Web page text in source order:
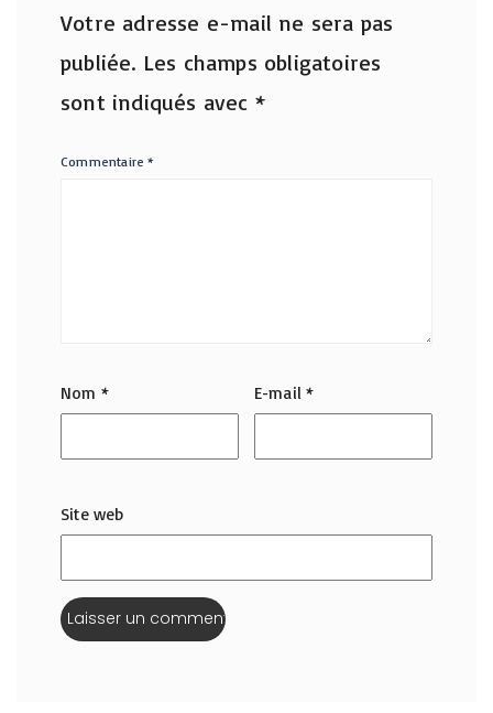
Votre adresse e-mail ne sera pas
publiée. Les champs obligatoires
sont indiqués avec *
Commentaire*
Nom * E-mail*
Site web